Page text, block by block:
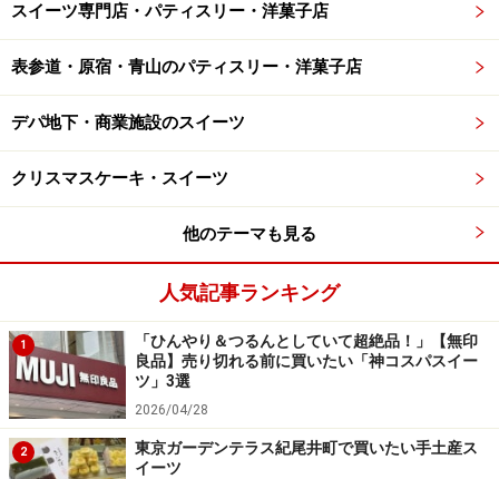
スイーツ専門店・パティスリー・洋菓子店
表参道・原宿・青山のパティスリー・洋菓子店
デパ地下・商業施設のスイーツ
クリスマスケーキ・スイーツ
他のテーマも見る
人気記事ランキング
1
「ひんやり＆つるんとしていて超絶品！」【無印
良品】売り切れる前に買いたい「神コスパスイー
ツ」3選
2026/04/28
2
東京ガーデンテラス紀尾井町で買いたい手土産ス
イーツ